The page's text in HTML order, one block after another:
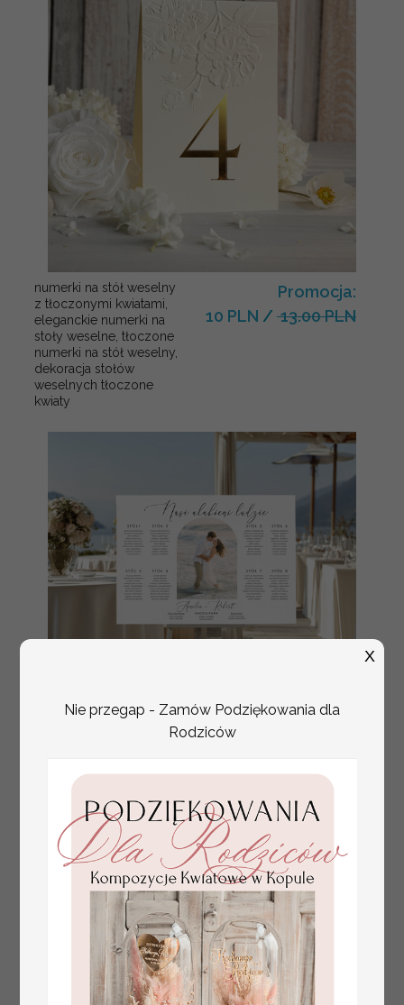
numerki na stół weselny
z tłoczonymi kwiatami,
eleganckie numerki na
stoły weselne, tłoczone
numerki na stół weselny,
dekoracja stołów
weselnych tłoczone
kwiaty
Promocja:
10 PLN / 13.00 PLN
weselnych
usadzenie gości na
weselu, tablica
informacyjna dla
gości weselnych,
plan stołów na
weselu ze zdjęciem
Pary Młodej, plan
usadzenia gości
125.00 PLN
Nie przegap - Zamów Podziękowania dla
Rodziców
X